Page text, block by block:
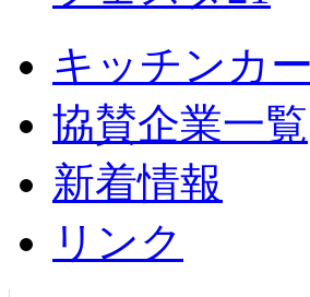
キッチンカ
協賛企業一覧
新着情報
リンク